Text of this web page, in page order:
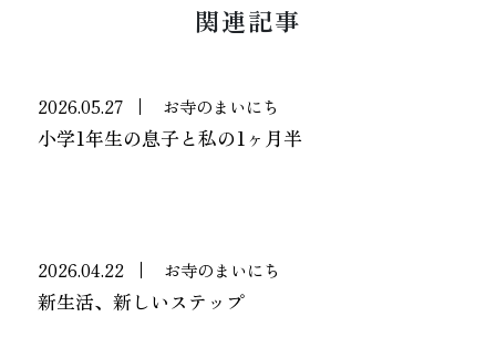
関連記事
2026.05.27 お寺のまいにち
小学1年生の息子と私の1ヶ月半
2026.04.22 お寺のまいにち
新生活、新しいステップ